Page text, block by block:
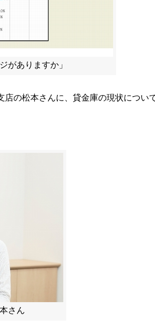
がありますか」
の松本さんに、貸金庫の現状につい
さん